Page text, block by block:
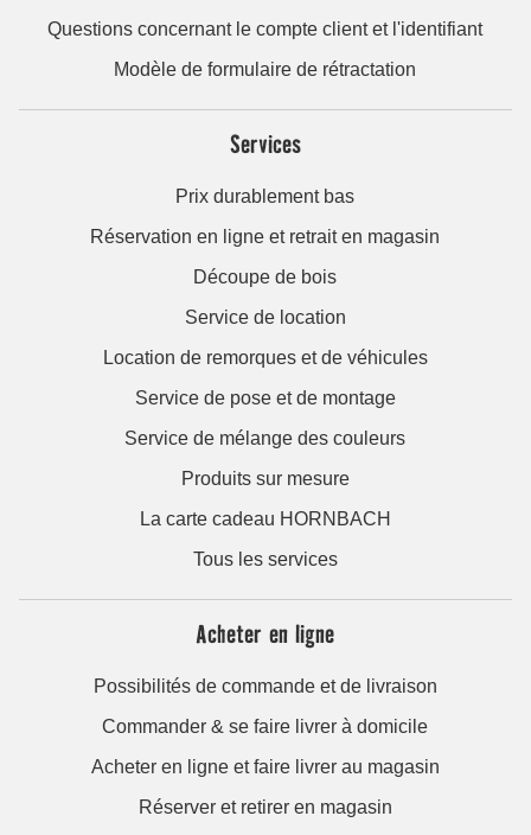
Questions concernant le compte client et l'identifiant
Modèle de formulaire de rétractation
Services
Prix durablement bas
Réservation en ligne et retrait en magasin
Découpe de bois
Service de location
Location de remorques et de véhicules
Service de pose et de montage
Service de mélange des couleurs
Produits sur mesure
La carte cadeau HORNBACH
Tous les services
Acheter en ligne
Possibilités de commande et de livraison
Commander & se faire livrer à domicile
Acheter en ligne et faire livrer au magasin
Réserver et retirer en magasin